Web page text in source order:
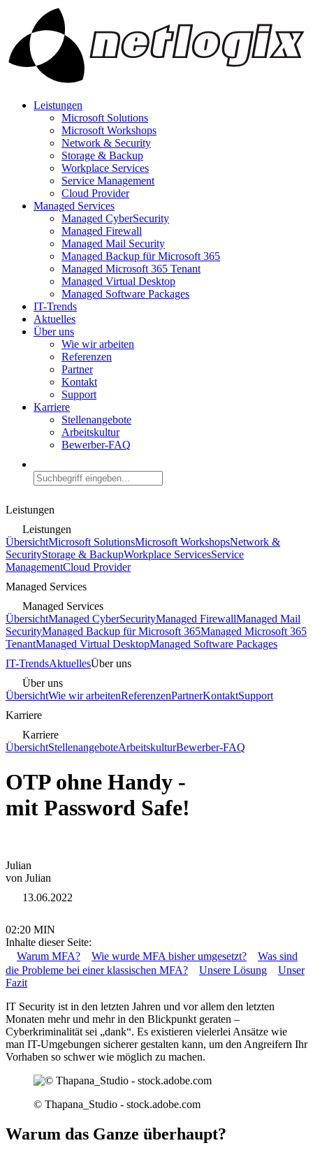
Leistungen
Microsoft Solutions
Microsoft Workshops
Network & Security
Storage & Backup
Workplace Services
Service Management
Cloud Provider
Managed Services
Managed CyberSecurity
Managed Firewall
Managed Mail Security
Managed Backup für Microsoft 365
Managed Microsoft 365 Tenant
Managed Virtual Desktop
Managed Software Packages
IT-Trends
Aktuelles
Über uns
Wie wir arbeiten
Referenzen
Partner
Kontakt
Support
Karriere
Stellenangebote
Arbeitskultur
Bewerber-FAQ
Leistungen
Leistungen
ÜbersichtMicrosoft SolutionsMicrosoft WorkshopsNetwork &
SecurityStorage & BackupWorkplace ServicesService
ManagementCloud Provider
Managed Services
Managed Services
ÜbersichtManaged CyberSecurityManaged FirewallManaged Mail
SecurityManaged Backup für Microsoft 365Managed Microsoft 365
TenantManaged Virtual DesktopManaged Software Packages
IT-TrendsAktuellesÜber uns
Über uns
ÜbersichtWie wir arbeitenReferenzenPartnerKontaktSupport
Karriere
Karriere
ÜbersichtStellenangeboteArbeitskulturBewerber-FAQ
OTP ohne Handy -
mit Password Safe!
Julian
von Julian
13.06.2022
02:20 MIN
Inhalte dieser Seite:
Warum MFA?
Wie wurde MFA bisher umgesetzt?
Was sind
die Probleme bei einer klassischen MFA?
Unsere Lösung
Unser
Fazit
IT Security ist in den letzten Jahren und vor allem den letzten
Monaten mehr und mehr in den Blickpunkt geraten –
Cyberkriminalität sei „dank“. Es existieren vielerlei Ansätze wie
man IT-Umgebungen sicherer gestalten kann, um den Angreifern Ihr
Vorhaben so schwer wie möglich zu machen.
© Thapana_Studio - stock.adobe.com
Warum das Ganze überhaupt?